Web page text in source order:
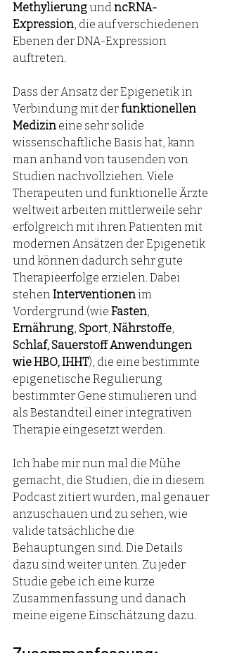
Methylierung und ncRNA-
Expression, die auf verschiedenen
Ebenen der DNA-Expression
auftreten.
Dass der Ansatz der Epigenetik in
Verbindung mit der funktionellen
Medizin eine sehr solide
wissenschaftliche Basis hat, kann
man anhand von tausenden von
Studien nachvollziehen. Viele
Therapeuten und funktionelle Ärzte
weltweit arbeiten mittlerweile sehr
erfolgreich mit ihren Patienten mit
modernen Ansätzen der Epigenetik
und können dadurch sehr gute
Therapieerfolge erzielen. Dabei
stehen Interventionen im
Vordergrund (wie Fasten,
Ernährung, Sport, Nährstoffe,
Schlaf, Sauerstoff Anwendungen
wie HBO, IHHT), die eine bestimmte
epigenetische Regulierung
bestimmter Gene stimulieren und
als Bestandteil einer integrativen
Therapie eingesetzt werden.
Ich habe mir nun mal die Mühe
gemacht, die Studien, die in diesem
Podcast zitiert wurden, mal genauer
anzuschauen und zu sehen, wie
valide tatsächliche die
Behauptungen sind. Die Details
dazu sind weiter unten. Zu jeder
Studie gebe ich eine kurze
Zusammenfassung und danach
meine eigene Einschätzung dazu.